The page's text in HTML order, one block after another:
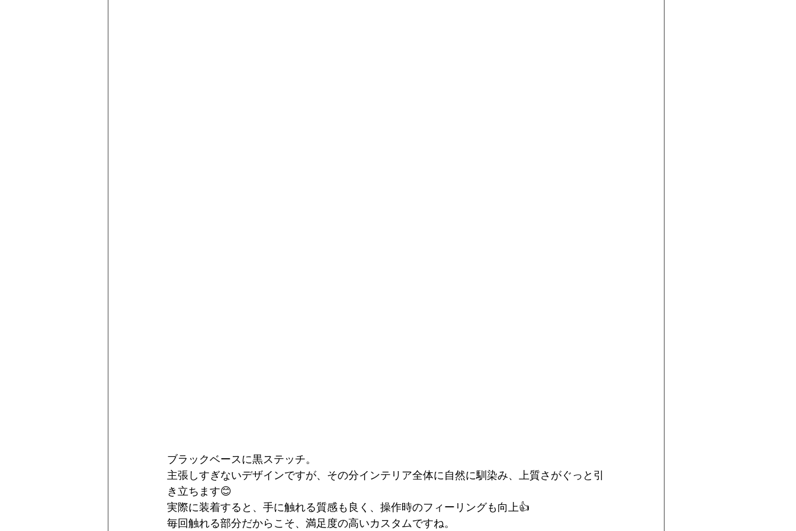
ブラックベースに黒ステッチ。
主張しすぎないデザインですが、その分インテリア全体に自然に馴染み、上質さがぐっと引
き立ちます😊
実際に装着すると、手に触れる質感も良く、操作時のフィーリングも向上👍
毎回触れる部分だからこそ、満足度の高いカスタムですね。